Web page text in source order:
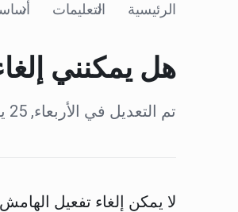
الرئيسية التعليمات
هل يمكنني
تم التعديل في الأربعاء, 25 يونيو, 2025 في 9:26 ص
لا يمكن إلغاء تفعيل